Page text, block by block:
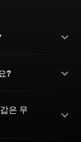
?
은 무